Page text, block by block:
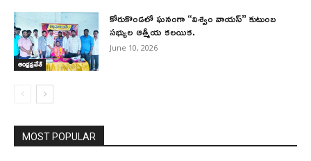
ఆంధ్రప్రదేశ్
కోరుకొండలో ఘనంగా “విశ్వం వాయస్” కుటుంబ
సభ్యుల ఆత్మీయ కలయిక.
June 10, 2026
MOST POPULAR